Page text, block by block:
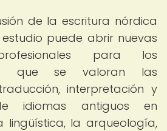
de la escritura nórdica
puede abrir nuevas
para los
que se valoran las
interpretación y
idiomas antiguos en
la arqueología,